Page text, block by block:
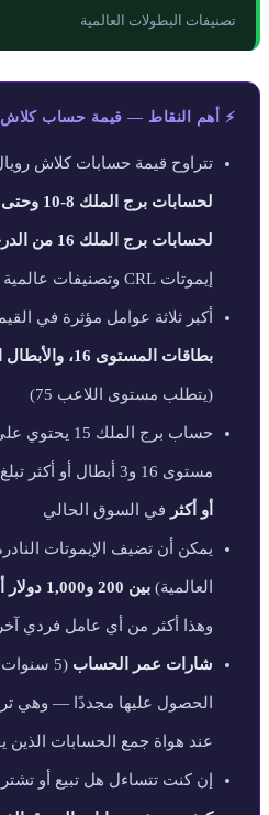
تصنيفات البطولات العالمية
⚡ أهم النقاط — قيمة حساب كلاش
تتراوح قيمة حسابات كلاش رويال في
لحسابات برج الملك 16 من الدرجة الأولى
إيموتات CRL وتصنيفات عالمية
أكبر ثلاثة عوامل مؤثرة في القيمة
بطاقات المستوى 16، والأبطال المفتوحون، وبرج الملك 16
(يتطلب مستوى اللاعب 75)
مستوى 16 و3 أبطال أو أكثر تبلغ قيمته
أو أكثر في السوق الحالي
العالمية) بين 200 و1,000 دولار أو أكثر
وهذا أكثر من أي عامل فردي آخر
شارات عمر الحساب
الحصول عليها مجددًا — وهي
عند هواة جمع الحسابات الذين
إن كنت تتساءل هل تبيع أو